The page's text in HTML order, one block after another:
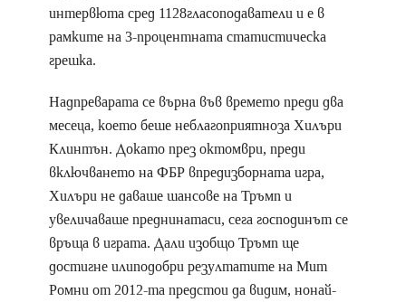
интервюта сред 1128гласоподаватели и е в
рамките на 3-процентната статистическа
грешка.
Надпреварата се върна във времето преди два
месеца, което беше неблагоприятноза Хилъри
Клинтън. Докато през октомври, преди
включването на ФБР впредизборната игра,
Хилъри не даваше шансове на Тръмп и
увеличаваше преднинатаси, сега господинът се
връща в играта. Дали изобщо Тръмп ще
достигне илиподобри резултатите на Мит
Ромни от 2012-та предстои да видим, нонай-